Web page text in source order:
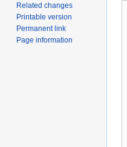
Related changes
Printable version
Permanent link
Page information